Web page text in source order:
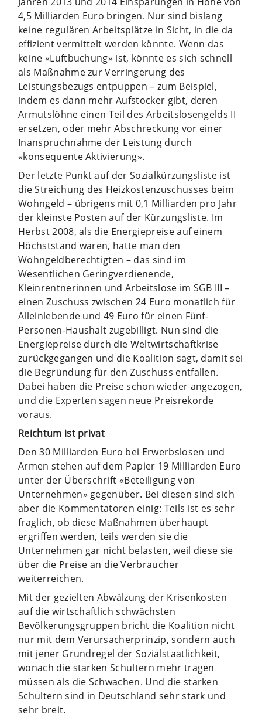
4,5 Milliarden Euro bringen. Nur sind bislang
keine regulären Arbeitsplätze in Sicht, in die da
effizient vermittelt werden könnte. Wenn das
keine «Luftbuchung» ist, könnte es sich schnell
als Maßnahme zur Verringerung des
Leistungsbezugs entpuppen – zum Beispiel,
indem es dann mehr Aufstocker gibt, deren
Armutslöhne einen Teil des Arbeitslosengelds II
ersetzen, oder mehr Abschreckung vor einer
Inanspruchnahme der Leistung durch
«konsequente Aktivierung».
Der letzte Punkt auf der Sozialkürzungsliste ist
die Streichung des Heizkostenzuschusses beim
Wohngeld – übrigens mit 0,1 Milliarden pro Jahr
der kleinste Posten auf der Kürzungsliste. Im
Herbst 2008, als die Energiepreise auf einem
Höchststand waren, hatte man den
Wohngeldberechtigten – das sind im
Wesentlichen Geringverdienende,
Kleinrentnerinnen und Arbeitslose im SGB III –
einen Zuschuss zwischen 24 Euro monatlich für
Alleinlebende und 49 Euro für einen Fünf-
Personen-Haushalt zugebilligt. Nun sind die
Energiepreise durch die Weltwirtschaftkrise
zurückgegangen und die Koalition sagt, damit sei
die Begründung für den Zuschuss entfallen.
Dabei haben die Preise schon wieder angezogen,
und die Experten sagen neue Preisrekorde
voraus.
Reichtum ist privat
Den 30 Milliarden Euro bei Erwerbslosen und
Armen stehen auf dem Papier 19 Milliarden Euro
unter der Überschrift «Beteiligung von
Unternehmen» gegenüber. Bei diesen sind sich
aber die Kommentatoren einig: Teils ist es sehr
fraglich, ob diese Maßnahmen überhaupt
ergriffen werden, teils werden sie die
Unternehmen gar nicht belasten, weil diese sie
über die Preise an die Verbraucher
weiterreichen.
Mit der gezielten Abwälzung der Krisenkosten
auf die wirtschaftlich schwächsten
Bevölkerungsgruppen bricht die Koalition nicht
nur mit dem Verursacherprinzip, sondern auch
mit jener Grundregel der Sozialstaatlichkeit,
wonach die starken Schultern mehr tragen
müssen als die Schwachen. Und die starken
Schultern sind in Deutschland sehr stark und
sehr breit.